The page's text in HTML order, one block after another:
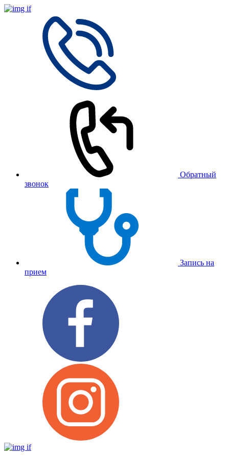
Обратный
звонок
Запись на
прием